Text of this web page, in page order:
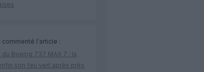
l'article :
Boeing 737 MAX 7 : la
son feu vert après près